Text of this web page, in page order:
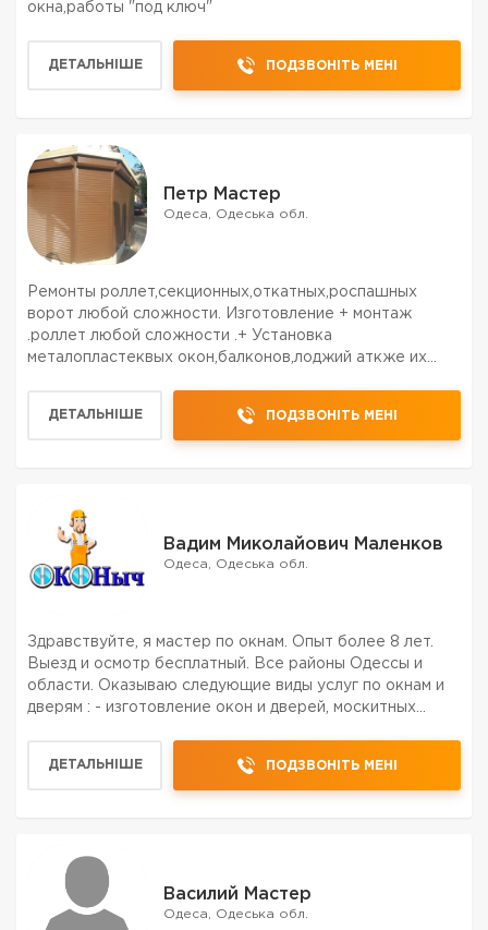
окна,работы "под ключ"
ДЕТАЛЬНІШЕ ПОДЗВОНІТЬ МЕНІ
Петр Мастер
Одеса, Одеська обл.
Ремонты роллет,секционных,откатных,роспашных
ворот любой сложности. Изготовление + монтаж
.роллет любой сложности .+ Установка
металопластеквых окон,балконов,лоджий аткже их
ДЕТАЛЬНІШЕ ПОДЗВОНІТЬ МЕНІ
Вадим Миколайович Маленков
Одеса, Одеська обл.
Здравствуйте, я мастер по окнам. Опыт более 8 лет.
Выезд и осмотр бесплатный. Все районы Одессы и
области. Оказываю следующие виды услуг по окнам и
дверям : - изготовление окон и дверей, москитных
замена...
ДЕТАЛЬНІШЕ ПОДЗВОНІТЬ МЕНІ
Василий Мастер
Одеса, Одеська обл.